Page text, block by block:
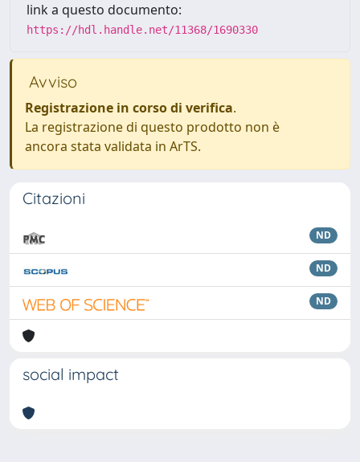
link a questo documento:
https://hdl.handle.net/11368/1690330
Avviso
Registrazione in corso di verifica.
La registrazione di questo prodotto non è
ancora stata validata in ArTS.
Citazioni
ND
ND
ND
social impact